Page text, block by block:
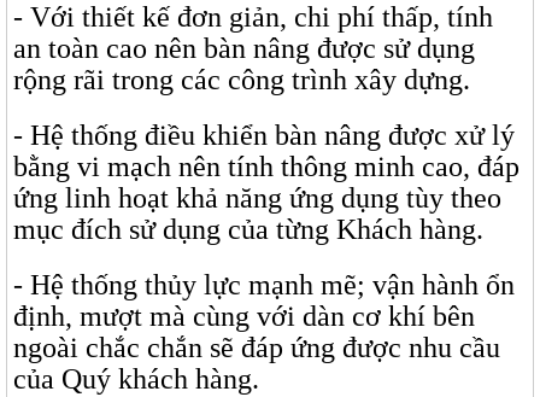
- Với thiết kế đơn giản, chi phí thấp, tính
an toàn cao nên bàn nâng được sử dụng
rộng rãi trong các công trình xây dựng.
- Hệ thống điều khiển bàn nâng được xử lý
bằng vi mạch nên tính thông minh cao, đáp
ứng linh hoạt khả năng ứng dụng tùy theo
mục đích sử dụng của từng Khách hàng.
- Hệ thống thủy lực mạnh mẽ; vận hành ổn
định, mượt mà cùng với dàn cơ khí bên
ngoài chắc chắn sẽ đáp ứng được nhu cầu
của Quý khách hàng.